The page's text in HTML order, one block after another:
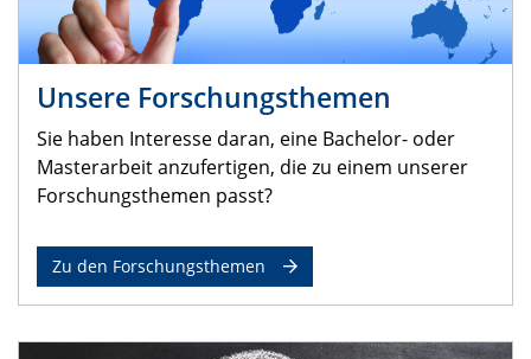
Unsere Forschungsthemen
Sie haben Interesse daran, eine Bachelor- oder
Masterarbeit anzufertigen, die zu einem unserer
Forschungsthemen passt?
Zu den Forschungsthemen